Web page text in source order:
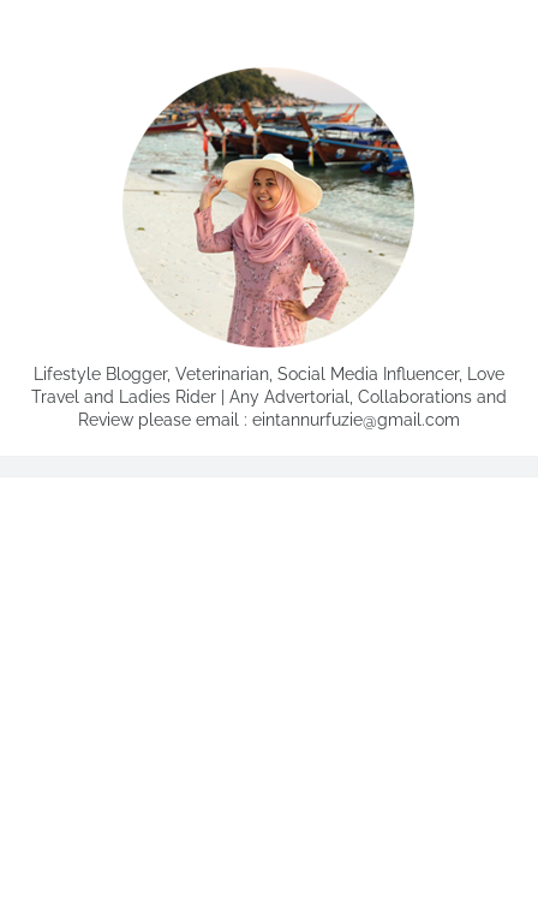
Lifestyle Blogger, Veterinarian, Social Media Influencer, Love
Travel and Ladies Rider | Any Advertorial, Collaborations and
Review please email : eintannurfuzie@gmail.com